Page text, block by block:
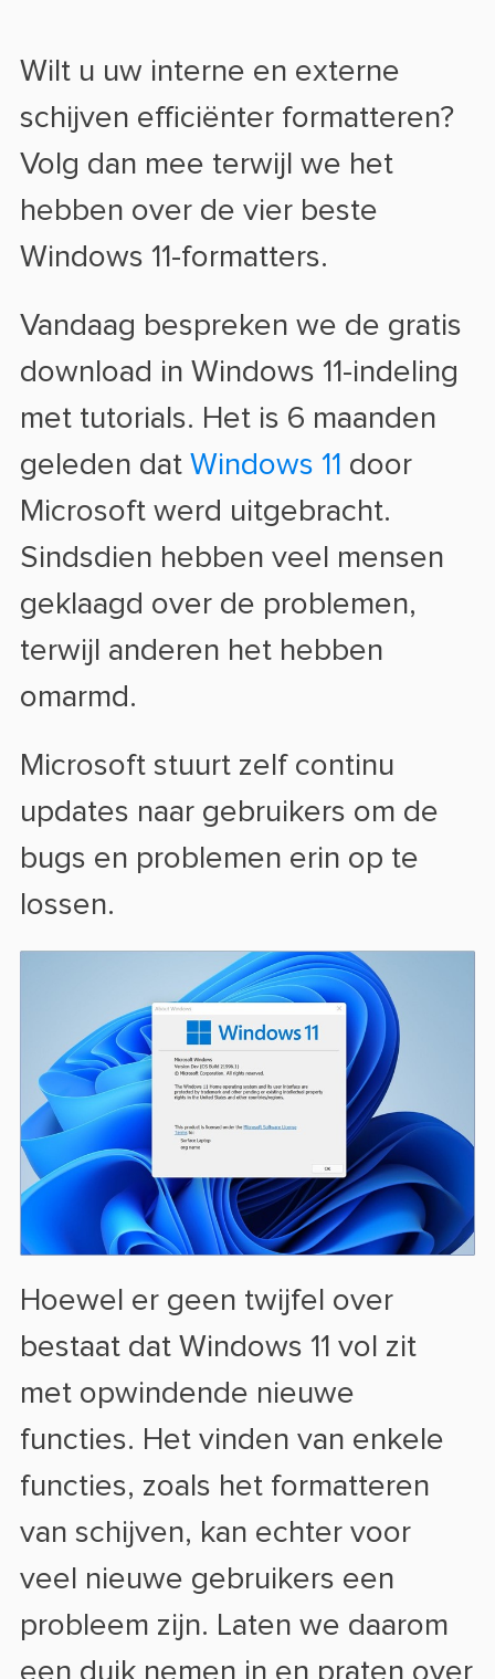
Wilt u uw interne en externe
schijven efficiënter formatteren?
Volg dan mee terwijl we het
hebben over de vier beste
Windows 11-formatters.
Vandaag bespreken we de gratis
download in Windows 11-indeling
met tutorials. Het is 6 maanden
geleden dat Windows 11 door
Microsoft werd uitgebracht.
Sindsdien hebben veel mensen
geklaagd over de problemen,
terwijl anderen het hebben
omarmd.
Microsoft stuurt zelf continu
updates naar gebruikers om de
bugs en problemen erin op te
lossen.
Hoewel er geen twijfel over
bestaat dat Windows 11 vol zit
met opwindende nieuwe
functies. Het vinden van enkele
functies, zoals het formatteren
van schijven, kan echter voor
veel nieuwe gebruikers een
probleem zijn. Laten we daarom
een duik nemen in en praten over